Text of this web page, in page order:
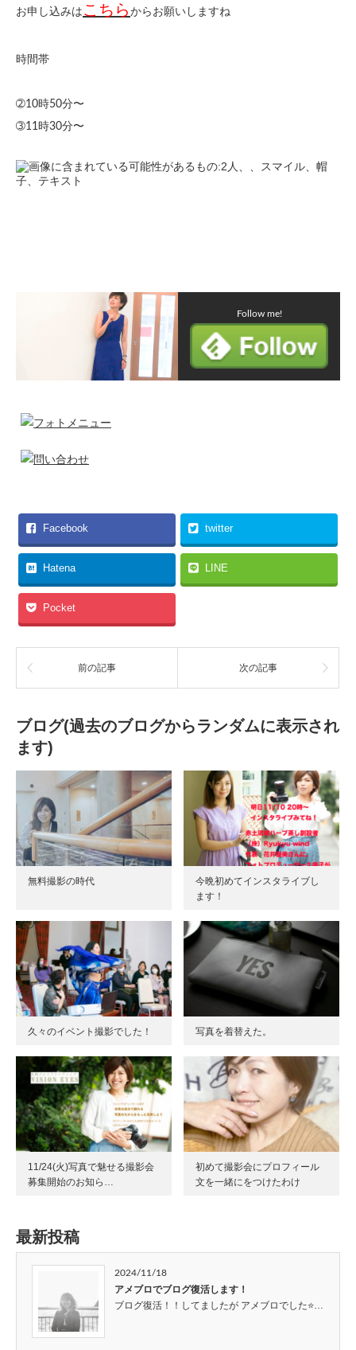
お申し込みはこちらからお願いしますね
時間帯
➁10時50分〜
➂11時30分〜
Follow me!
Facebook twitter
Hatena LINE
Pocket
前の記事 次の記事
ブログ(過去のブログからランダムに表示され
ます)
無料撮影の時代
今晩初めてインスタライブし
ます！
久々のイベント撮影でした！ 写真を着替えた。
11/24(火)写真で魅せる撮影会
募集開始のお知ら…
初めて撮影会にプロフィール
文を一緒にをつけたわけ
最新投稿
2024/11/18
アメブロでブログ復活します！
ブログ復活！！してましたが アメブロでした⭐…